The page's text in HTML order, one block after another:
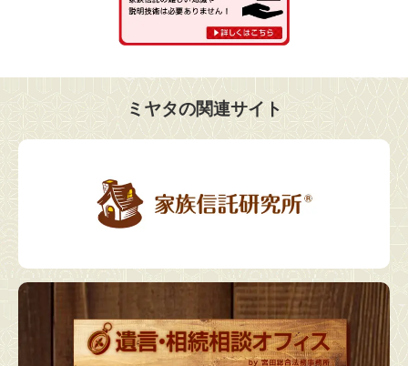
ミヤタの関連サイト